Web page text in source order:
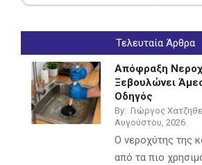
Τελευταία Άρθρα
Απόφραξη
Ξεβουλώνει
Οδηγός
By: Γιώργος
Αυγούστου, 2026
Ο νεροχύτης της
από τα πιο